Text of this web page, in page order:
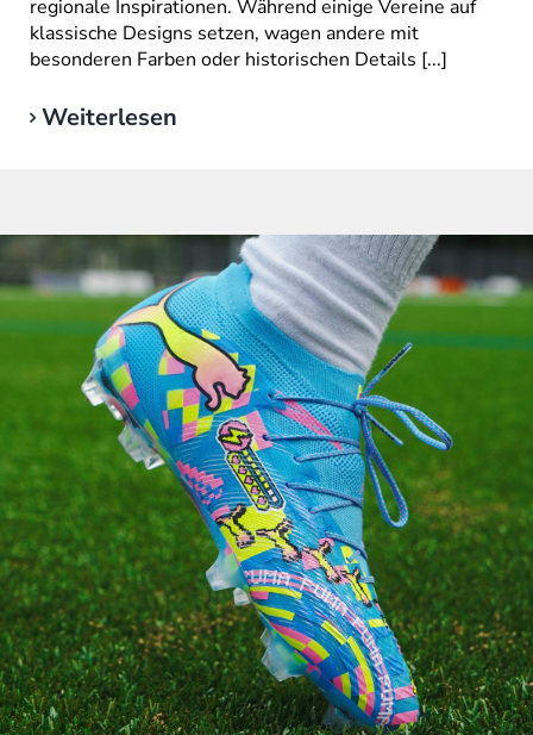
regionale Inspirationen. Während einige Vereine auf
klassische Designs setzen, wagen andere mit
besonderen Farben oder historischen Details [...]
Weiterlesen